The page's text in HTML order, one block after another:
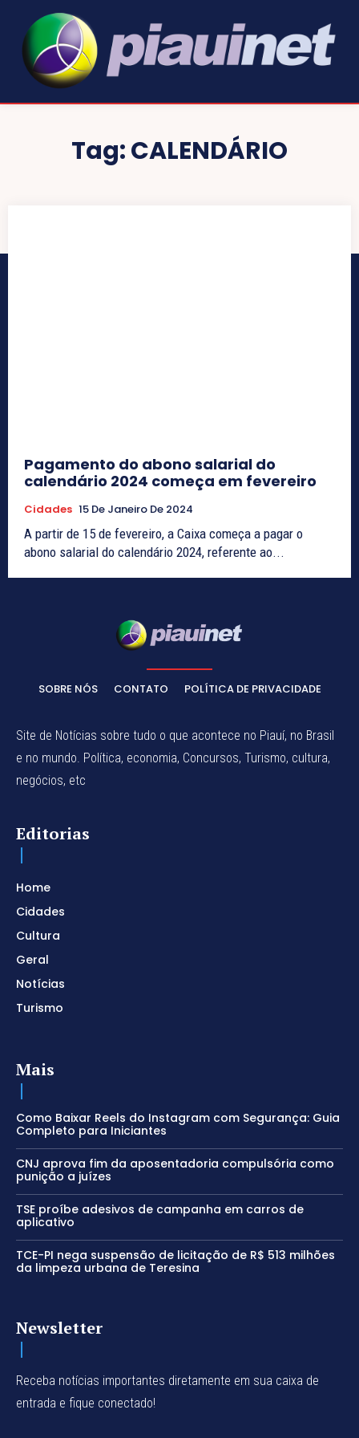
Tag:CALENDÁRIO
Pagamento do abono salarial do
calendário 2024 começa em fevereiro
Cidades 15 De Janeiro De 2024
A partir de 15 de fevereiro, a Caixa começa a pagar o
abono salarial do calendário 2024, referente ao...
SOBRE NÓS CONTATO POLÍTICA DE PRIVACIDADE
Site de Notícias sobre tudo o que acontece no Piauí, no Brasil
e no mundo. Política, economia, Concursos, Turismo, cultura,
negócios, etc
Editorias
Home
Cidades
Cultura
Geral
Notícias
Turismo
Mais
Como Baixar Reels do Instagram com Segurança: Guia
Completo para Iniciantes
CNJ aprova fim da aposentadoria compulsória como
punição a juízes
TSE proíbe adesivos de campanha em carros de
aplicativo
TCE-PI nega suspensão de licitação de R$ 513 milhões
da limpeza urbana de Teresina
Newsletter
Receba notícias importantes diretamente em sua caixa de
entrada e fique conectado!